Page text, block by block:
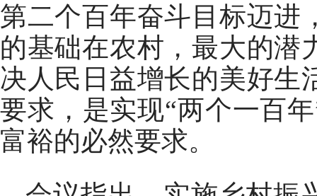
第二个百年奋斗目标迈进
的基础在农村，最大的潜
决人民日益增长的美好生
要求，是实现“两个一百
富裕的必然要求。